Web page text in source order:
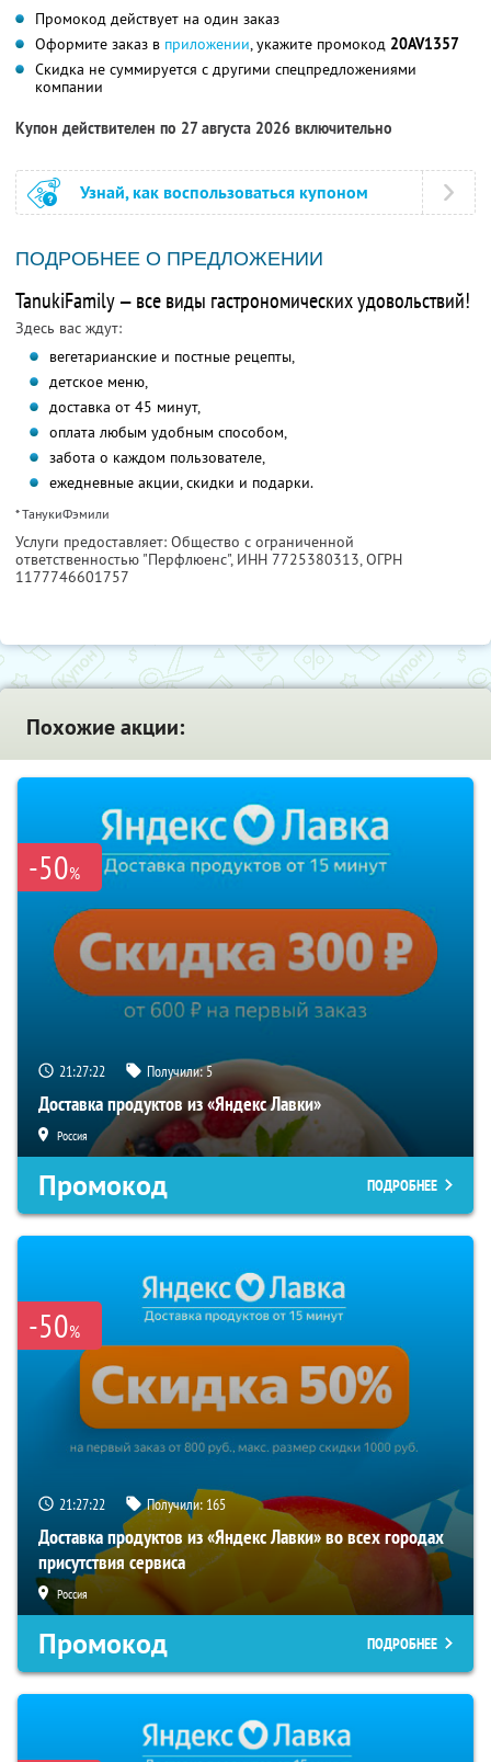
Промокод действует на один заказ
Оформите заказ в приложении, укажите промокод 20AV1357
Скидка не суммируется с другими спецпредложениями
компании
Купон действителен по 27 августа 2026 включительно
Узнай, как воспользоваться купоном
ПОДРОБНЕЕ О ПРЕДЛОЖЕНИИ
TanukiFamily — все виды гастрономических удовольствий!
Здесь вас ждут:
вегетарианские и постные рецепты,
детское меню,
доставка от 45 минут,
оплата любым удобным способом,
забота о каждом пользователе,
ежедневные акции, скидки и подарки.
* ТанукиФэмили
Услуги предоставляет: Общество с ограниченной
ответственностью "Перфлюенс", ИНН 7725380313, ОГРН
1177746601757
Похожие акции:
-50%
21:27:21 Получили:5
Доставка продуктов из «Яндекс Лавки»
Россия
Промокод ПОДРОБНЕЕ
-50%
21:27:21 Получили: 165
Доставка продуктов из «Яндекс Лавки» во всех городах
присутствия сервиса
Россия
Промокод ПОДРОБНЕЕ